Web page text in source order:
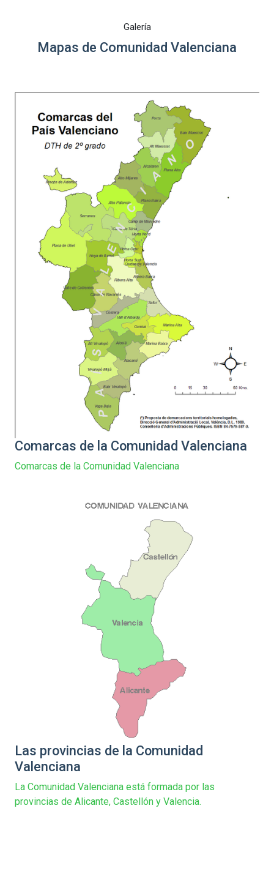
Galería
Mapas de Comunidad Valenciana
Comarcas de la Comunidad Valenciana
Comarcas de la Comunidad Valenciana
Las provincias de la Comunidad
Valenciana
La Comunidad Valenciana está formada por las
provincias de Alicante, Castellón y Valencia.